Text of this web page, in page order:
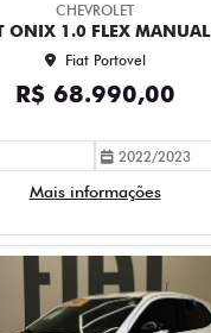
CHEVROLET
ONIX 1.0 FLEX
Fiat Portovel
R$ 68.990,00
2022/2023
Mais informações